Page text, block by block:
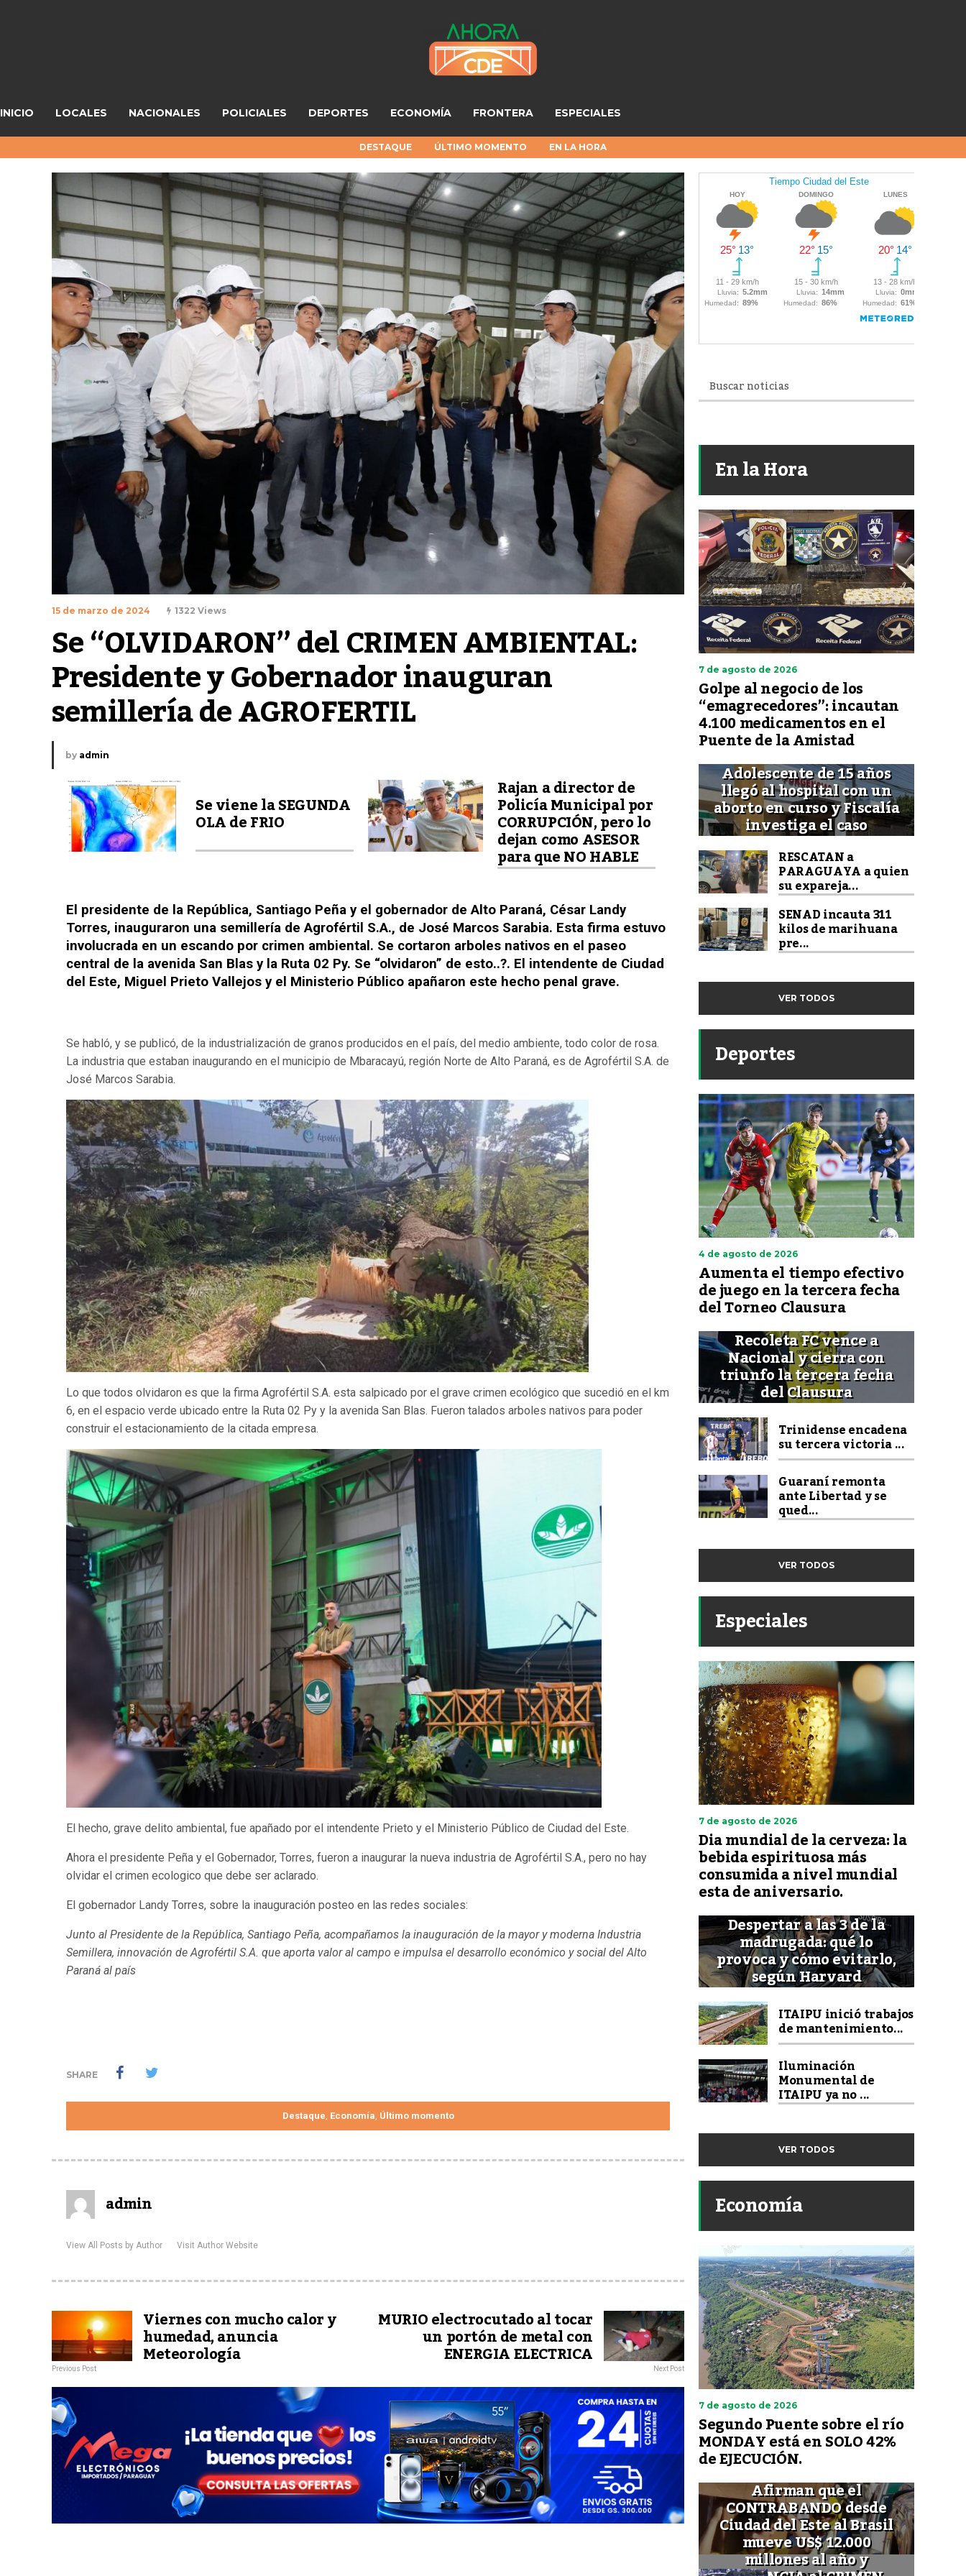
INICIO LOCALES NACIONALES POLICIALES DEPORTES ECONOMÍA FRONTERA ESPECIALES
DESTAQUE ÚLTIMO MOMENTO EN LA HORA
15 de marzo de 2024 1322 Views
Se “OLVIDARON” del CRIMEN AMBIENTAL:
Presidente y Gobernador inauguran
semillería de AGROFERTIL
by admin
Se viene la SEGUNDA
OLA de FRIO
Rajan a director de
Policía Municipal por
CORRUPCIÓN, pero lo
dejan como ASESOR
para que NO HABLE
El presidente de la República, Santiago Peña y el gobernador de Alto Paraná, César Landy
Torres, inauguraron una semillería de Agrofértil S.A., de José Marcos Sarabia. Esta firma estuvo
involucrada en un escando por crimen ambiental. Se cortaron arboles nativos en el paseo
central de la avenida San Blas y la Ruta 02 Py. Se “olvidaron” de esto..?. El intendente de Ciudad
del Este, Miguel Prieto Vallejos y el Ministerio Público apañaron este hecho penal grave.
Se habló, y se publicó, de la industrialización de granos producidos en el país, del medio ambiente, todo color de rosa.
La industria que estaban inaugurando en el municipio de Mbaracayú, región Norte de Alto Paraná, es de Agrofértil S.A. de
José Marcos Sarabia.
Lo que todos olvidaron es que la firma Agrofértil S.A. esta salpicado por el grave crimen ecológico que sucedió en el km
6, en el espacio verde ubicado entre la Ruta 02 Py y la avenida San Blas. Fueron talados arboles nativos para poder
construir el estacionamiento de la citada empresa.
El hecho, grave delito ambiental, fue apañado por el intendente Prieto y el Ministerio Público de Ciudad del Este.
Ahora el presidente Peña y el Gobernador, Torres, fueron a inaugurar la nueva industria de Agrofértil S.A., pero no hay
olvidar el crimen ecologico que debe ser aclarado.
El gobernador Landy Torres, sobre la inauguración posteo en las redes sociales:
Junto al Presidente de la República, Santiago Peña, acompañamos la inauguración de la mayor y moderna Industria
Semillera, innovación de Agrofértil S.A. que aporta valor al campo e impulsa el desarrollo económico y social del Alto
Paraná al país
SHARE
Destaque, Economía, Último momento
admin
View All Posts by Author Visit Author Website
Viernes con mucho calor y
humedad, anuncia
Meteorología
Previous Post
MURIO electrocutado al tocar
un portón de metal con
ENERGIA ELECTRICA Next Post
En la Hora
7 de agosto de 2026
Golpe al negocio de los
“emagrecedores”: incautan
4.100 medicamentos en el
Puente de la Amistad
Adolescente de 15 años
llegó al hospital con un
aborto en curso y Fiscalía
investiga el caso
RESCATAN a
PARAGUAYA a quien
su expareja...
SENAD incauta 311
kilos de marihuana
pre...
VER TODOS
Deportes
4 de agosto de 2026
Aumenta el tiempo efectivo
de juego en la tercera fecha
del Torneo Clausura
Recoleta FC vence a
Nacional y cierra con
triunfo la tercera fecha
del Clausura
Trinidense encadena
su tercera victoria ...
Guaraní remonta
ante Libertad y se
qued...
VER TODOS
Especiales
7 de agosto de 2026
Dia mundial de la cerveza: la
bebida espirituosa más
consumida a nivel mundial
esta de aniversario.
Despertar a las 3 de la
madrugada: qué lo
provoca y cómo evitarlo,
según Harvard
ITAIPU inició trabajos
de mantenimiento...
Iluminación
Monumental de
ITAIPU ya no ...
VER TODOS
Economía
7 de agosto de 2026
Segundo Puente sobre el río
MONDAY está en SOLO 42%
de EJECUCIÓN.
Afirman que el
CONTRABANDO desde
Ciudad del Este al Brasil
mueve US$ 12.000
millones al año y